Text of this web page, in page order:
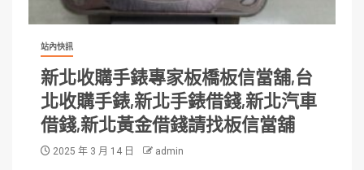
站內快訊
新北收購手錶專家板橋板信當舖,台
北收購手錶,新北手錶借錢,新北汽車
借錢,新北黃金借錢請找板信當舖
2025 年 3 月 14 日 admin